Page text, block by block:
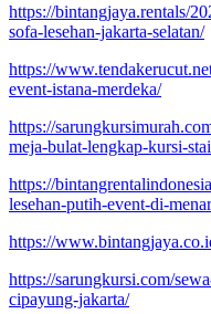
https://bintangjaya.rentals/
sofa-lesehan-jakarta-selatan/
https://
event-istana-merdeka/
https://
meja-bulat-lengkap-kursi-
https://
lesehan-putih-event-di-
https://
https://sarungkursi.com/
cipayung-jakarta/